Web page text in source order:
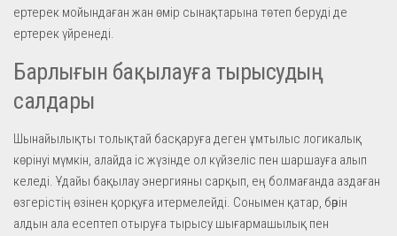
ертерек мойындаған жан өмір сынақтарына төтеп беруді де
ертерек үйренеді.
Барлығын бақылауға тырысудың
салдары
Шынайылықты толықтай басқаруға деген ұмтылыс логикалық
көрінуі мүмкін, алайда іс жүзінде ол күйзеліс пен шаршауға алып
келеді. Ұдайы бақылау энергияны сарқып, ең болмағанда аздаған
өзгерістің өзінен қорқуға итермелейді. Сонымен қатар, бәрін
алдын ала есептеп отыруға тырысу шығармашылық пен